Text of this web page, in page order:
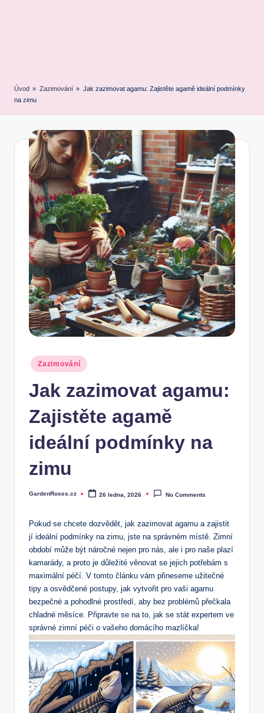
Úvod » Zazimování » Jak zazimovat agamu: Zajistěte agamě ideální podmínky
na zimu
Posted
in
Zazimování
Jak zazimovat agamu:
Zajistěte agamě
ideální podmínky na
zimu
Posted
GardenRoses.cz 26 ledna, 2026 No Comments
Pokud se chcete dozvědět, jak zazimovat ‍agamu a zajistit
jí ideální podmínky‌ na zimu, jste⁢ na správném místě. ⁢Zimní​
období může být náročné nejen pro nás, ale⁤ i pro⁣ naše plazí
kamarády, a proto je důležité věnovat⁢ se jejich⁢ potřebám ⁢s
⁢maximální péčí. V tomto článku vám⁣ přineseme užitečné
tipy a osvědčené postupy, ⁣jak vytvořit pro vaši agamu
bezpečné⁣ a‌ pohodlné prostředí, aby bez⁣ problémů přečkala
chladné měsíce. ⁢Připravte se na to, jak se stát⁣ expertem ve
správné‌ zimní ​péči o ⁢vašeho domácího mazlíčka!